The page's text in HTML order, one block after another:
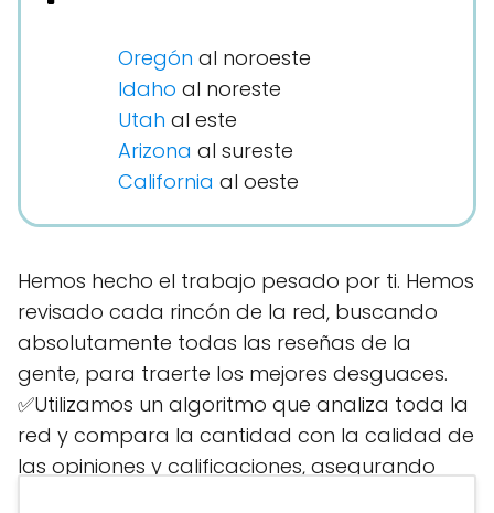
Oregón al noroeste
Idaho al noreste
Utah al este
Arizona al sureste
California al oeste
Hemos hecho el trabajo pesado por ti. Hemos
revisado cada rincón de la red, buscando
absolutamente todas las reseñas de la
gente, para traerte los mejores desguaces.
✅Utilizamos un algoritmo que analiza toda la
red y compara la cantidad con la calidad de
las opiniones y calificaciones, asegurando